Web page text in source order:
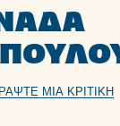
ΜΙΑ ΚΡΙΤΙΚΉ